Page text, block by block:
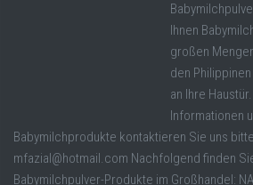
Ihnen
großen
den
an Ihre
Informationen
Babymilchprodukte kontaktieren Sie uns
mfazial@hotmail.com Nachfolgend finden
Babymilchpulver-Produkte im Großhandel: